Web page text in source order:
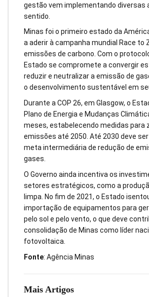
Mais Artigos
gestão vem implementando diversas
sentido.
Minas foi o primeiro estado da
a aderir à campanha mundial Race to
emissões de carbono. Com o
Estado se compromete a convergir
reduzir e neutralizar a emissão de
o desenvolvimento sustentável em
Durante a COP 26, em Glasgow, o
Plano de Energia e Mudanças
meses, estabelecendo medidas para
emissões até 2050. Até 2030 deve
meta intermediária de redução de
gases.
O Governo ainda incentiva os
setores estratégicos, como a
limpa. No fim de 2021, o Estado
importação de equipamentos para
pelo sol e pelo vento, o que deve
consolidação de Minas como líder
fotovoltaica.
Fonte: Agência Minas